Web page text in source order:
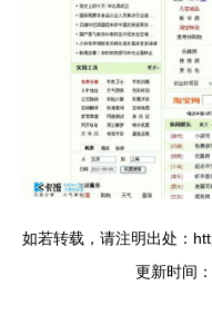
如若转载，请注明出处：
更新时间